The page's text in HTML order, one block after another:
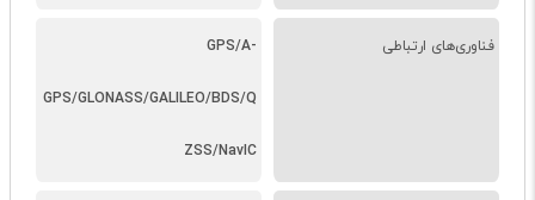
فناوری‌های ارتباطی GPS/A-
GPS/GLONASS/GALILEO/BDS/Q
ZSS/NavIC